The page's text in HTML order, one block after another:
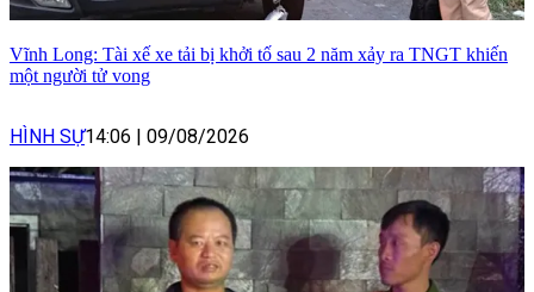
Vĩnh Long: Tài xế xe tải bị khởi tố sau 2 năm xảy ra TNGT khiến
một người tử vong
HÌNH SỰ14:06 09/08/2026